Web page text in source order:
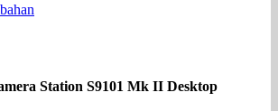
Station S9101 Mk II Desktop